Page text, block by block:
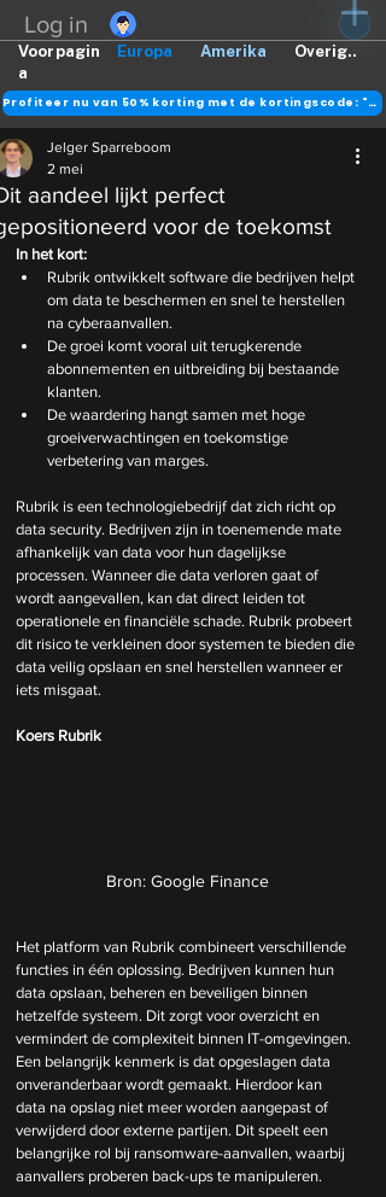
Log in
Europa Amerika Overig..
Voorpagin
a
Profiteer nu van 50% korting met de kortingscode: "DANK"
aandeel lijkt perfect
voor de toekomst
Jelger Sparreboom
2 mei
In het kort:
Rubrik ontwikkelt software die bedrijven helpt
om data te beschermen en snel te herstellen
na cyberaanvallen.
De groei komt vooral uit terugkerende
abonnementen en uitbreiding bij bestaande
klanten.
De waardering hangt samen met hoge
groeiverwachtingen en toekomstige
verbetering van marges.
Rubrik is een technologiebedrijf dat zich richt op
data security. Bedrijven zijn in toenemende mate
afhankelijk van data voor hun dagelijkse
processen. Wanneer die data verloren gaat of
wordt aangevallen, kan dat direct leiden tot
operationele en financiële schade. Rubrik probeert
dit risico te verkleinen door systemen te bieden die
data veilig opslaan en snel herstellen wanneer er
iets misgaat.
Koers Rubrik
Bron: Google Finance
Het platform van Rubrik combineert verschillende
functies in één oplossing. Bedrijven kunnen hun
data opslaan, beheren en beveiligen binnen
hetzelfde systeem. Dit zorgt voor overzicht en
vermindert de complexiteit binnen IT-omgevingen.
Een belangrijk kenmerk is dat opgeslagen data
onveranderbaar wordt gemaakt. Hierdoor kan
data na opslag niet meer worden aangepast of
verwijderd door externe partijen. Dit speelt een
belangrijke rol bij ransomware-aanvallen, waarbij
aanvallers proberen back-ups te manipuleren.